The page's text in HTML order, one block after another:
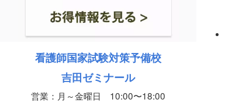
看護師国家試験対策予備校
吉田ゼミナール
営業：月～金曜日 10:00〜18:00